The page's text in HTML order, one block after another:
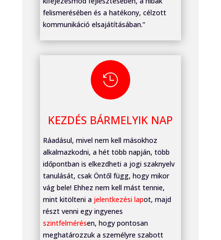
felismerésében és a hatékony, célzott
kommunikáció elsajátításában.”

KEZDÉS BÁRMELYIK NAP
Ráadásul, mivel nem kell másokhoz
alkalmazkodni, a hét több napján, több
időpontban is elkezdheti a jogi szaknyelv
tanulását, csak Öntől függ, hogy mikor
vág bele! Ehhez nem kell mást tennie,
mint kitölteni ajelentkezési lapot, majd
részt venni egy ingyenes
szintfelmérésen, hogy pontosan
meghatározzuk a személyre szabott